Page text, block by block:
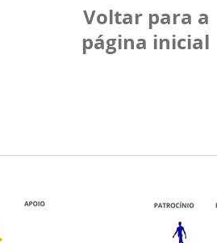
página inicial
Voltar para a